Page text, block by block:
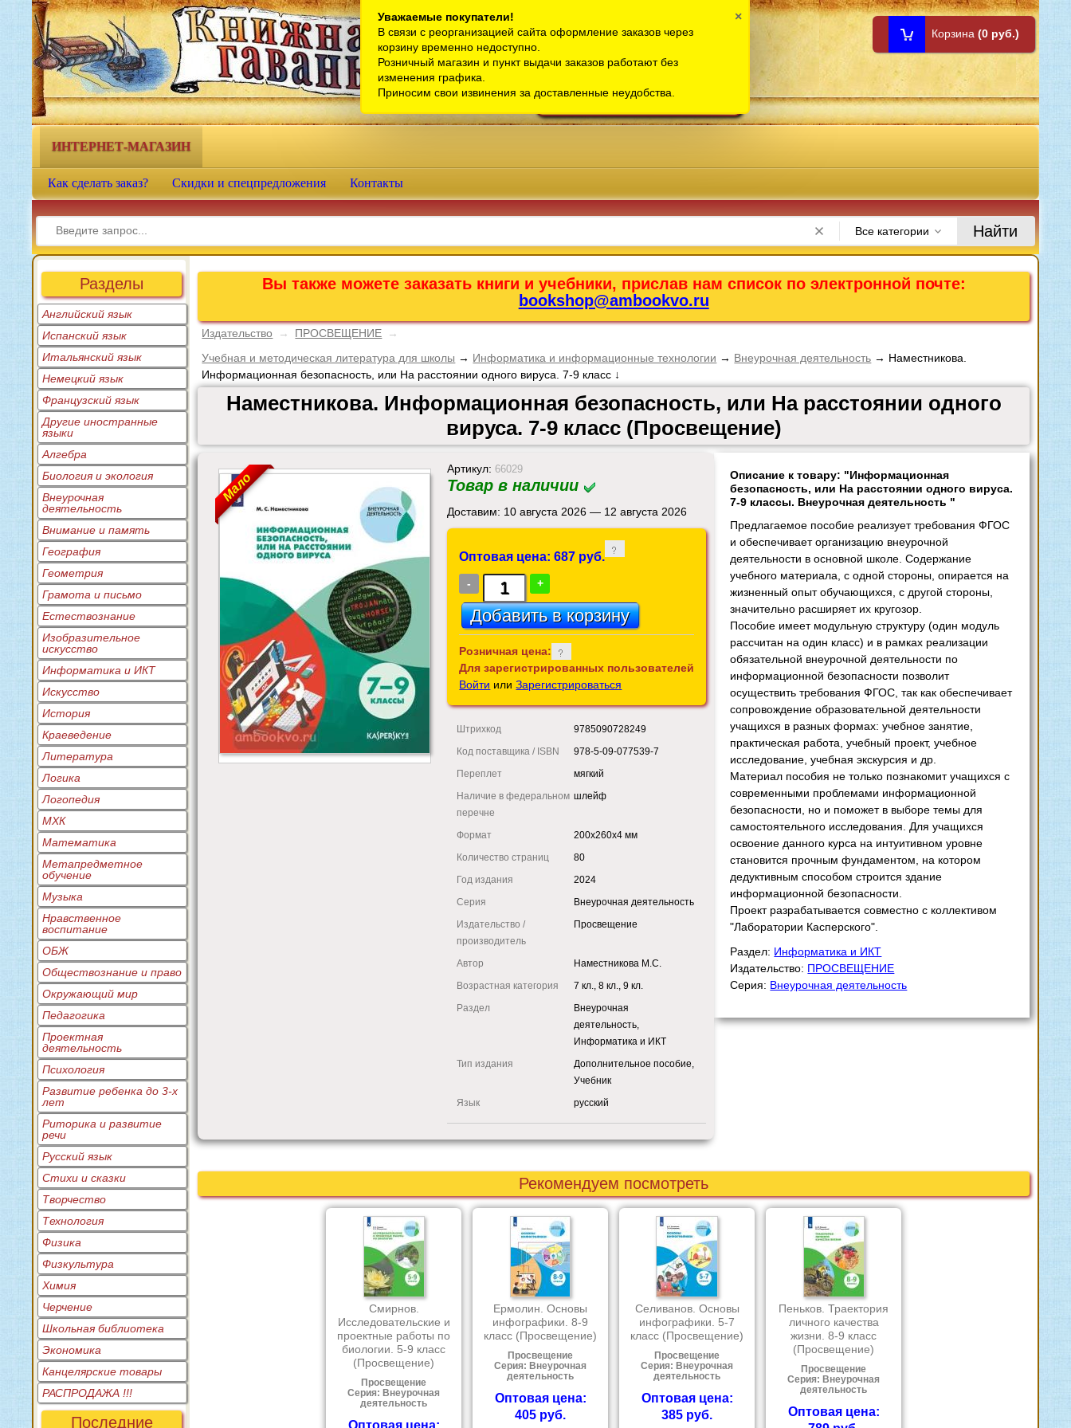
Телефон интернет-магазина:
Телефон розничного магазина:
bookshop@ambookvo.ru
Работаем ежедневно с 10:00 до 21:00
Корзина (0 руб.)
Книжная гавань - интернет-
магазин учебной литературы
ИНТЕРНЕТ-МАГАЗИН
Как сделать заказ? Скидки и спецпредложения Контакты
Все категории Найти
Разделы
Английский язык
Испанский язык
Итальянский язык
Немецкий язык
Французский язык
Другие иностранные
языки
Алгебра
Биология и экология
Внеурочная
деятельность
Внимание и память
География
Геометрия
Грамота и письмо
Естествознание
Изобразительное
искусство
Информатика и ИКТ
Искусство
История
Краеведение
Литература
Логика
Логопедия
МХК
Математика
Метапредметное
обучение
Музыка
Нравственное
воспитание
ОБЖ
Обществознание и право
Окружающий мир
Педагогика
Проектная
деятельность
Психология
Развитие ребенка до 3-х
лет
Риторика и развитие
речи
Русский язык
Стихи и сказки
Творчество
Технология
Физика
Физкультура
Химия
Черчение
Школьная библиотека
Экономика
Канцелярские товары
РАСПРОДАЖА !!!
Последние
Вы также можете заказать книги и учебники, прислав нам список по электронной почте:
bookshop@ambookvo.ru
Издательство → ПРОСВЕЩЕНИЕ
→
Учебная и методическая литература для школы → Информатика и информационные технологии → Внеурочная деятельность → Наместникова.
Информационная безопасность, или На расстоянии одного вируса. 7-9 класс ↓
Наместникова. Информационная безопасность, или На расстоянии одного
вируса. 7-9 класс (Просвещение)
Мало
Артикул: 66029
Товар в наличии
Доставим: 10 августа 2026 — 12 августа 2026
Оптовая цена: 687 руб.
- +
Розничная цена:
Для зарегистрированных пользователей
Войти илиЗарегистрироваться
Штрихкод
9785090728249
Код поставщика / ISBN
978-5-09-077539-7
Переплет
мягкий
Наличие в федеральном
перечне
шлейф
Формат
200x260x4 мм
Количество страниц
80
Год издания
2024
Серия
Внеурочная деятельность
Издательство /
производитель
Просвещение
Автор
Наместникова М.С.
Возрастная категория
7 кл., 8 кл., 9 кл.
Раздел
Внеурочная
деятельность,
Информатика и ИКТ
Тип издания
Дополнительное пособие,
Учебник
Язык
русский
Описание к товару: "Информационная
безопасность, или На расстоянии одного вируса.
7-9 классы. Внеурочная деятельность "
Предлагаемое пособие реализует требования ФГОС
и обеспечивает организацию внеурочной
деятельности в основной школе. Содержание
учебного материала, с одной стороны, опирается на
жизненный опыт обучающихся, с другой стороны,
значительно расширяет их кругозор.
Пособие имеет модульную структуру (один модуль
рассчитан на один класс) и в рамках реализации
обязательной внеурочной деятельности по
информационной безопасности позволит
осуществить требования ФГОС, так как обеспечивает
сопровождение образовательной деятельности
учащихся в разныхформах: учебное занятие,
практическая работа, учебный проект, учебное
исследование, учебная экскурсия и др.
Материал пособия не только познакомит учащихся с
современными проблемами информационной
безопасности, но и поможет в выборе темы для
самостоятельного исследования. Для учащихся
освоение данного курса на интуитивном уровне
становится прочным фундаментом, на котором
дедуктивным способом строится здание
информационной безопасности.
Проект разрабатывается совместно с коллективом
"Лаборатории Касперского".
Раздел: Информатика и ИКТ
Издательство: ПРОСВЕЩЕНИЕ
Серия: Внеурочная деятельность
Рекомендуем посмотреть
Смирнов.
Исследовательские и
проектные работы по
биологии. 5-9 класс
(Просвещение)
Просвещение
Серия: Внеурочная
деятельность
Ермолин. Основы
инфографики. 8-9
класс (Просвещение)
Просвещение
Серия: Внеурочная
деятельность
Оптовая цена:
405 руб.
Селиванов. Основы
инфографики. 5-7
класс (Просвещение)
Просвещение
Серия: Внеурочная
деятельность
Оптовая цена:
385 руб.
Пеньков. Траектория
личного качества
жизни. 8-9 класс
(Просвещение)
Просвещение
Серия: Внеурочная
деятельность
Оптовая цена:
Уважаемые покупатели!
В связи с реорганизацией сайта оформление заказов через
корзину временно недоступно.
Розничный магазин и пункт выдачи заказов работают без
изменения графика.
Приносим свои извинения за доставленные неудобства.
×